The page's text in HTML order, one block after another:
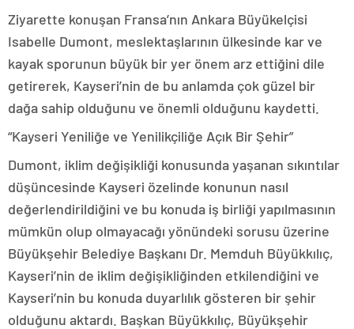
Ziyarette konuşan Fransa’nın Ankara Büyükelçisi
Isabelle Dumont, meslektaşlarının ülkesinde kar ve
kayak sporunun büyük bir yer önem arz ettiğini dile
getirerek, Kayseri’nin de bu anlamda çok güzel bir
dağa sahip olduğunu ve önemli olduğunu kaydetti.
“Kayseri Yeniliğe ve Yenilikçiliğe Açık Bir Şehir”
Dumont, iklim değişikliği konusunda yaşanan sıkıntılar
düşüncesinde Kayseri özelinde konunun nasıl
değerlendirildiğini ve bu konuda iş birliği yapılmasının
mümkün olup olmayacağı yönündeki sorusu üzerine
Büyükşehir Belediye Başkanı Dr. Memduh Büyükkılıç,
Kayseri’nin de iklim değişikliğinden etkilendiğini ve
Kayseri’nin bu konuda duyarlılık gösteren bir şehir
olduğunu aktardı. Başkan Büyükkılıç, Büyükşehir